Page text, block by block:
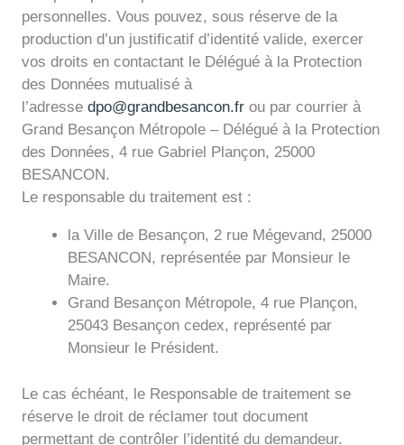
personnelles. Vous pouvez, sous réserve de la
production d’un justificatif d’identité valide, exercer
vos droits en contactant le Délégué à la Protection
des Données mutualisé à
l’adresse dpo@grandbesancon.fr ou par courrier à
Grand Besançon Métropole – Délégué à la Protection
des Données, 4 rue Gabriel Plançon, 25000
BESANCON.
Le responsable du traitement est :
la Ville de Besançon, 2 rue Mégevand, 25000
BESANCON, représentée par Monsieur le
Maire.
Grand Besançon Métropole, 4 rue Plançon,
25043 Besançon cedex, représenté par
Monsieur le Président.
Le cas échéant, le Responsable de traitement se
réserve le droit de réclamer tout document
permettant de contrôler l’identité du demandeur.